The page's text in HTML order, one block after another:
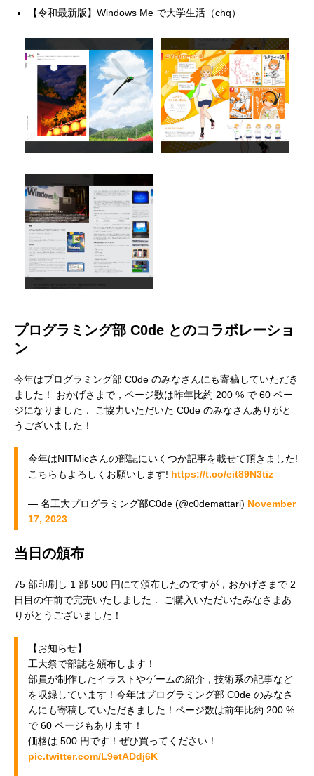
【令和最新版】Windows Me で大学生活（chq）
アートワークのサンプル
記事のサンプル
プログラミング部 C0de とのコラボレーショ
ン
今年はプログラミング部 C0de のみなさんにも寄稿していただき
ました！ おかげさまで，ページ数は昨年比約 200 % で 60 ペー
ジになりました． ご協力いただいた C0de のみなさんありがと
うございました！
今年はNITMicさんの部誌にいくつか記事を載せて頂きました!
こちらもよろしくお願いします! https://t.co/eit89N3tiz
— 名工大プログラミング部C0de (@c0demattari) November
17, 2023
当日の頒布
75 部印刷し 1 部 500 円にて頒布したのですが，おかげさまで 2
日目の午前で完売いたしました． ご購入いただいたみなさまあ
りがとうございました！
【お知らせ】
工大祭で部誌を頒布します！
部員が制作したイラストやゲームの紹介，技術系の記事など
を収録しています！今年はプログラミング部 C0de のみなさ
んにも寄稿していただきました！ページ数は前年比約 200 %
で 60 ページもあります！
価格は 500 円です！ぜひ買ってください！
pic.twitter.com/L9etADdj6K